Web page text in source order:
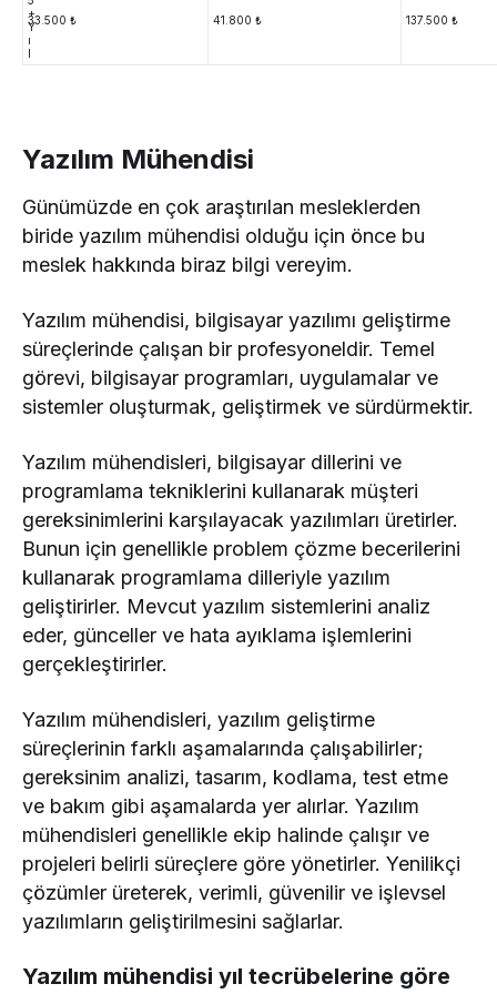
+
Y
ı
33.500 ₺ 41.800 ₺ 137.500 ₺
Yazılım Mühendisi
Günümüzde en çok araştırılan mesleklerden
biride yazılım mühendisi olduğu için önce bu
meslek hakkında biraz bilgi vereyim.
Yazılım mühendisi, bilgisayar yazılımı geliştirme
süreçlerinde çalışan bir profesyoneldir. Temel
görevi, bilgisayar programları, uygulamalar ve
sistemler oluşturmak, geliştirmek ve sürdürmektir.
Yazılım mühendisleri, bilgisayar dillerini ve
programlama tekniklerini kullanarak müşteri
gereksinimlerini karşılayacak yazılımları üretirler.
Bunun için genellikle problem çözme becerilerini
kullanarak programlama dilleriyle yazılım
geliştirirler. Mevcut yazılım sistemlerini analiz
eder, günceller ve hata ayıklama işlemlerini
gerçekleştirirler.
Yazılım mühendisleri, yazılım geliştirme
süreçlerinin farklı aşamalarında çalışabilirler;
gereksinim analizi, tasarım, kodlama, test etme
ve bakım gibi aşamalarda yer alırlar. Yazılım
mühendisleri genellikle ekip halinde çalışır ve
projeleri belirli süreçlere göre yönetirler. Yenilikçi
çözümler üreterek, verimli, güvenilir ve işlevsel
yazılımların geliştirilmesini sağlarlar.
Yazılım mühendisi yıl tecrübelerine göre